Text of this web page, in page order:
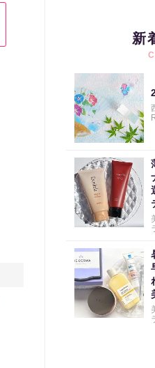
新